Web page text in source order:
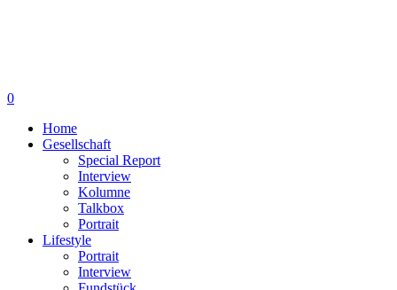
0
Home
Gesellschaft
Special Report
Interview
Kolumne
Talkbox
Portrait
Lifestyle
Portrait
Interview